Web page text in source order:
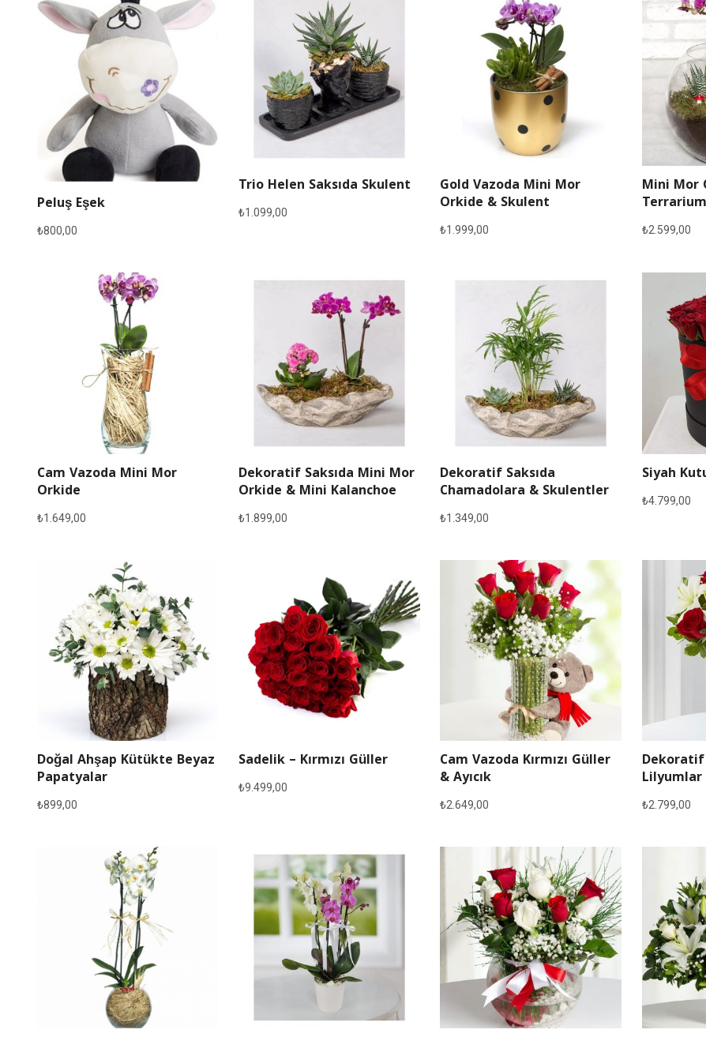
Peluş Eşek
₺800,00
Trio Helen Saksıda Skulent
₺1.099,00
Gold Vazoda Mini Mor
Orkide & Skulent
₺1.999,00
Mini Mor
Terrarium
₺2.599,00
Cam Vazoda Mini Mor
Orkide
₺1.649,00
Dekoratif Saksıda Mini Mor
Orkide & Mini Kalanchoe
₺1.899,00
Dekoratif Saksıda
Chamadolara & Skulentler
₺1.349,00
Siyah
₺4.799,00
Doğal Ahşap Kütükte Beyaz
Papatyalar
₺899,00
Sadelik – Kırmızı Güller
₺9.499,00
Cam Vazoda Kırmızı Güller
& Ayıcık
₺2.649,00
Dekoratif
Lilyumlar
₺2.799,00